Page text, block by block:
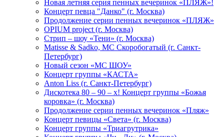
Новая летняя серия пенных вечеринок «ПЛЯЖ»!
Концерт певца "Данко" (г. Москва)
Продолжение серии пенных вечеринок «ПЛЯЖ»
OPIUM project (г. Москва)
Стрип – шоу «Тени» (г. Москва)
Matissе & Sadko, MC Скоробогатый (г. Санкт-
Петербург)
Новый сезон «МС ШОУ»
Концерт группы «КАСТА»
Anton Liss (г. Санкт-Петербург)
Дискотека 80 – 90 – х! Концерт группы «Божья
коровка» (г. Москва)
Продолжение серии пенных вечеринок «Пляж»
Концерт певицы «Света» (г. Москва)
Концерт группы «Триагрутрика»